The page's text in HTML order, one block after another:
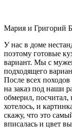
Мария и Григорий
У нас в доме
поэтому готовые
вариант. Мы с
подходящего
После всех
на заказ под наши
обмерил, посчитал,
хотелось, и
скажу, что это
вписалась и цвет